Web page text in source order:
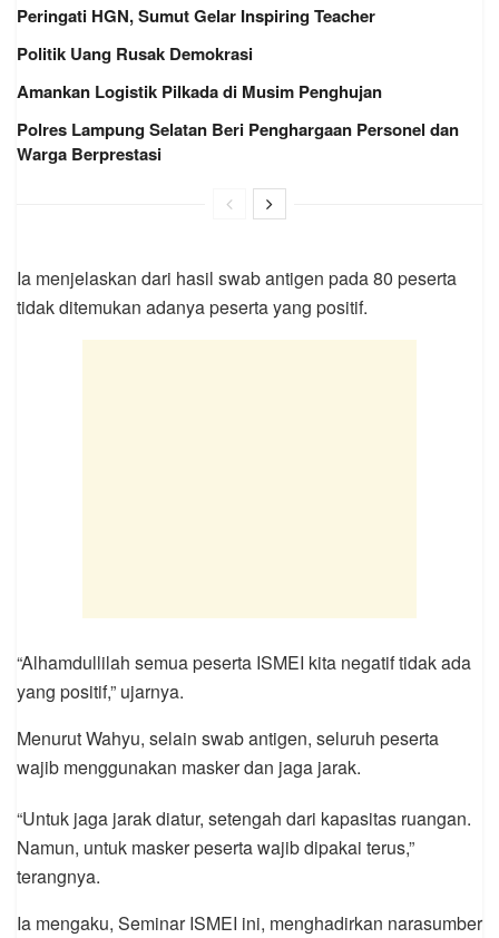
Peringati HGN, Sumut Gelar Inspiring Teacher
Politik Uang Rusak Demokrasi
Amankan Logistik Pilkada di Musim Penghujan
Polres Lampung Selatan Beri Penghargaan Personel dan
Warga Berprestasi
Ia menjelaskan dari hasil swab antigen pada 80 peserta
tidak ditemukan adanya peserta yang positif.
“Alhamdullilah semua peserta ISMEI kita negatif tidak ada
yang positif,” ujarnya.
Menurut Wahyu, selain swab antigen, seluruh peserta
wajib menggunakan masker dan jaga jarak.
“Untuk jaga jarak diatur, setengah dari kapasitas ruangan.
Namun, untuk masker peserta wajib dipakai terus,”
terangnya.
Ia mengaku, Seminar ISMEI ini, menghadirkan narasumber